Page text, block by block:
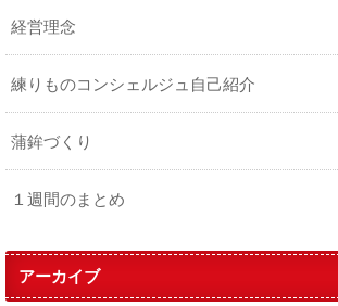
経営理念
練りものコンシェルジュ自己紹介
蒲鉾づくり
１週間のまとめ
アーカイブ